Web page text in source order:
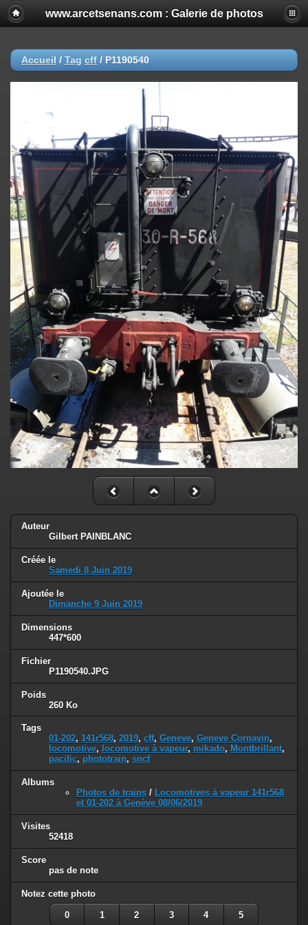
www.arcetsenans.com : Galerie de photos
Accueil / Tag cff / P1190540
Auteur
Gilbert PAINBLANC
Créée le
Samedi 8 Juin 2019
Ajoutée le
Dimanche 9 Juin 2019
Dimensions
447*600
Fichier
P1190540.JPG
Poids
260 Ko
Tags
01-202, 141r568, 2019, cff, Geneve, Geneve Cornavin,
locomotive, locomotive à vapeur, mikado, Montbrillant,
pacific, phototrain, sncf
Albums
Photos de trains / Locomotives à vapeur 141r568
et 01-202 à Genève 08/06/2019
Visites
52418
Score
pas de note
Notez cette photo
0 1 2 3 4 5